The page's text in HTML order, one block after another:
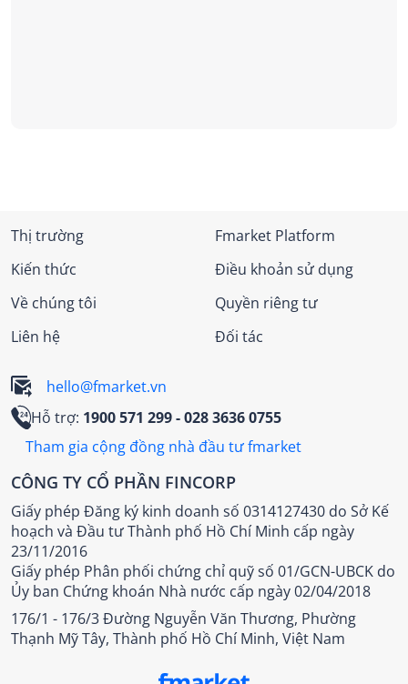
Thị trường
Kiến thức
Về chúng tôi
Liên hệ
Fmarket Platform
Điều khoản sử dụng
Quyền riêng tư
Đối tác
hello@fmarket.vn
Hỗ trợ: 1900 571 299- 028 3636 0755
Tham gia cộng đồng nhà đầu tư fmarket
CÔNG TY CỔ PHẦN FINCORP
Giấy phép Đăng ký kinh doanh số 0314127430 do Sở Kế
hoạch và Đầu tư Thành phố Hồ Chí Minh cấp ngày
23/11/2016
Giấy phép Phân phối chứng chỉ quỹ số 01/GCN-UBCK do
Ủy ban Chứng khoán Nhà nước cấp ngày 02/04/2018
176/1 - 176/3 Đường Nguyễn Văn Thương, Phường
Thạnh Mỹ Tây, Thành phố Hồ Chí Minh, Việt Nam